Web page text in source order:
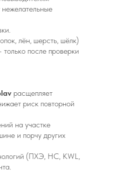
лён, шерсть, шёлк)
после проверки
расщепляет
риск повторной
на участке
и порчу других
(ПХЭ, HC, KWL,